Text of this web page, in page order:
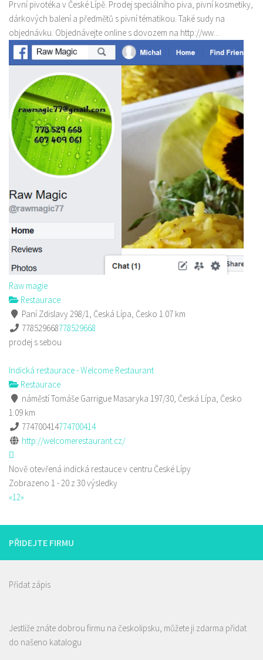
První pivotéka v České Lípě. Prodej speciálního piva, pivní kosmetiky,
dárkových balení a předmětů s pivní tématikou. Také sudy na
objednávku. Objednávejte online s dovozem na http://ww...
Raw magie
Restaurace
Paní Zdislavy 298/1, Česká Lípa, Česko 1.07 km
778529668778529668
prodej s sebou
Indická restaurace - Welcome Restaurant
Restaurace
náměstí Tomáše Garrigue Masaryka 197/30, Česká Lípa, Česko
1.09 km
774700414774700414
http://welcomerestaurant.cz/
Nově otevřená indická restauce v centru České Lípy
Zobrazeno 1 - 20 z 30 výsledky
«12»
PŘIDEJTE FIRMU
Přidat zápis
Jestliže znáte dobrou firmu na českolipsku, můžete ji zdarma přidat
do našeno katalogu